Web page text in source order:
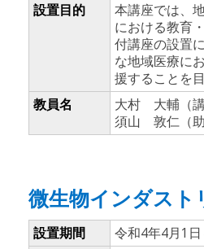
設置目的
本講座では、
における教育
付講座の設置
な地域医療に
援することを
教員名
大村 大輔（講
須山 敦仁（助
微生物インダスト
設置期間
令和4年4月1